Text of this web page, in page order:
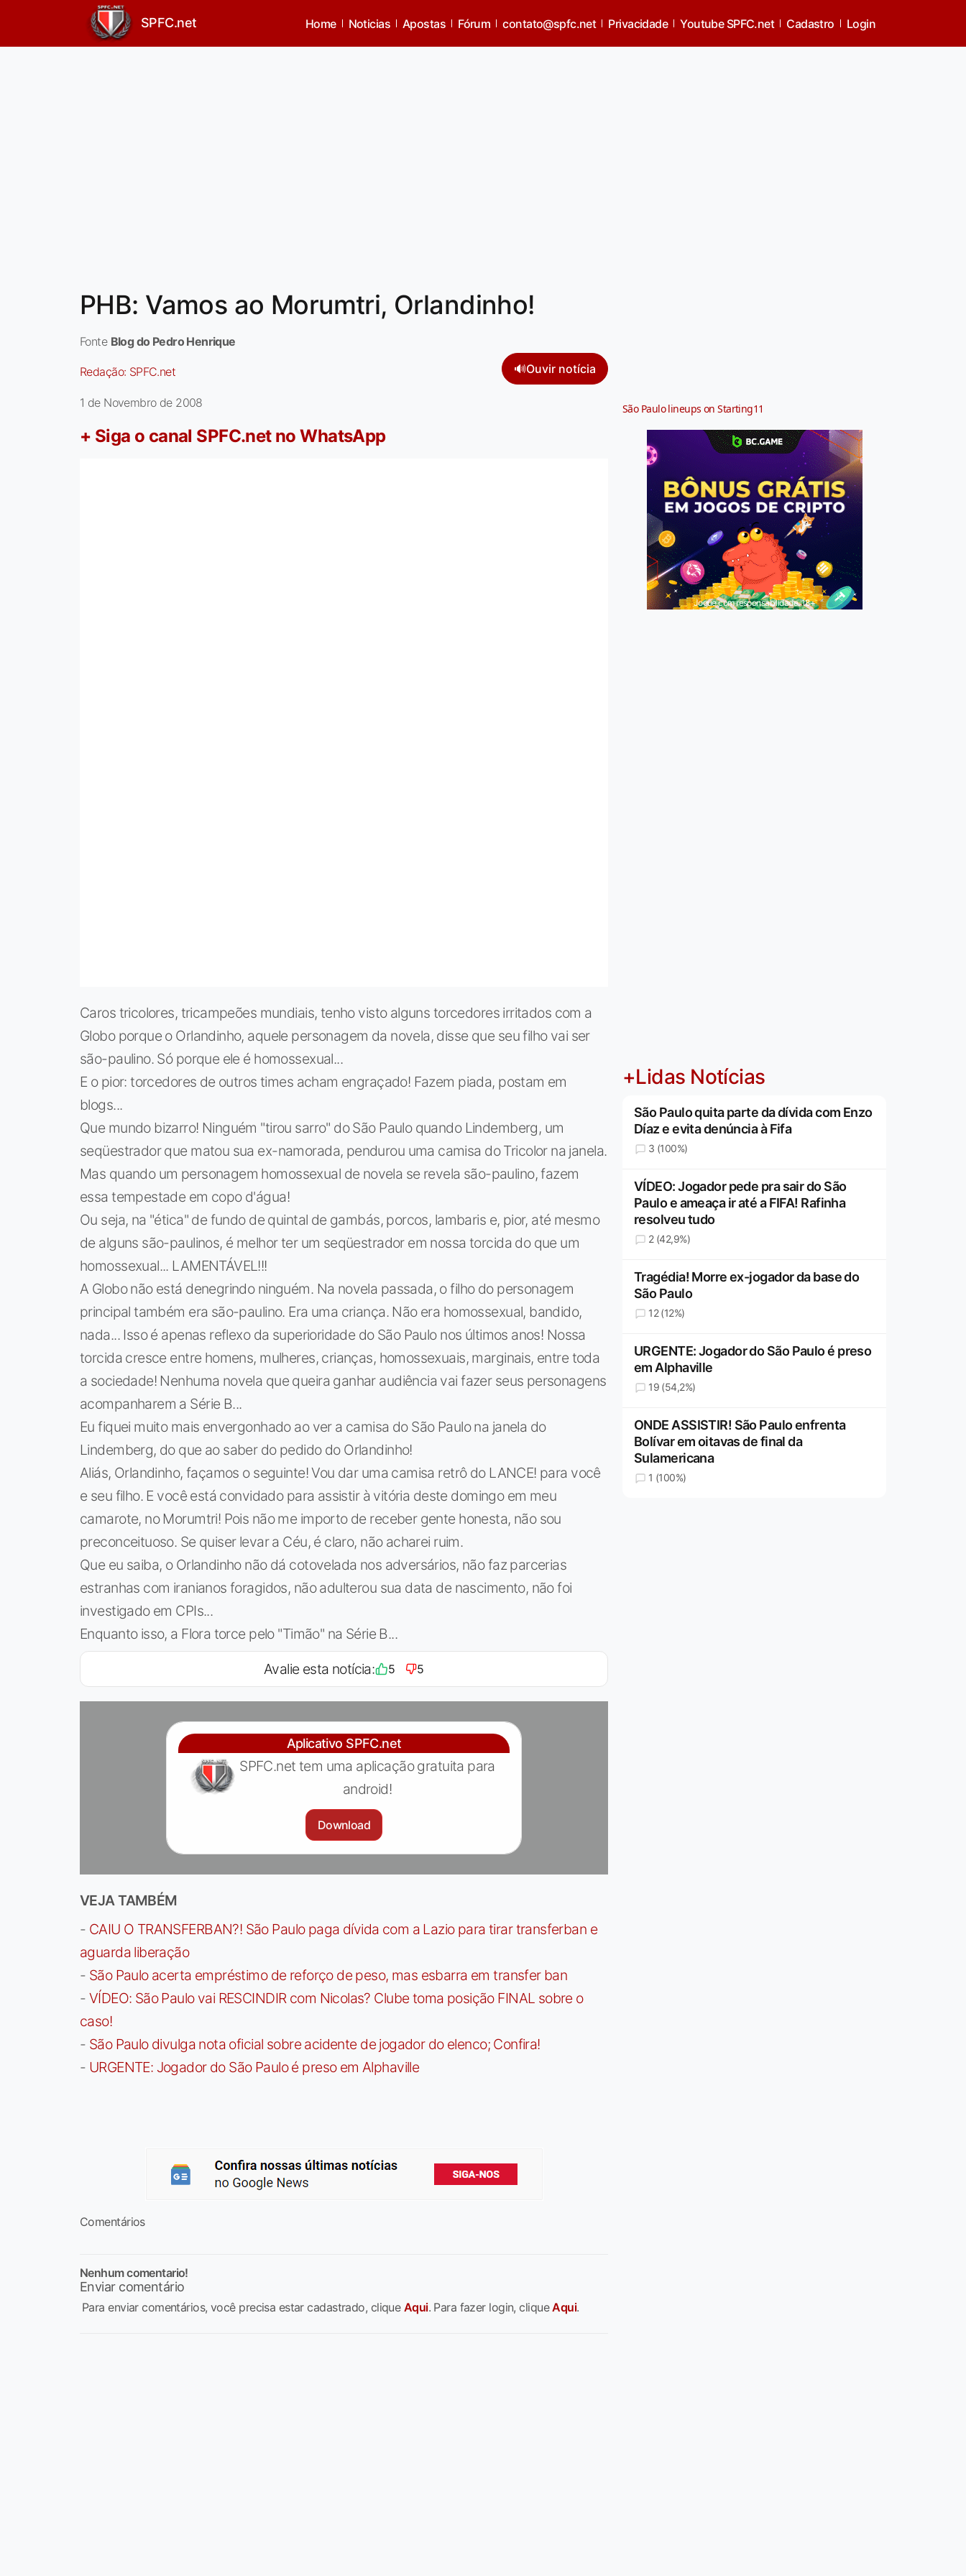
SPFC.net Home Noticias Apostas Fórum contato@spfc.net Privacidade Youtube SPFC.net Cadastro Login
PHB: Vamos ao Morumtri, Orlandinho!
Fonte Blog do Pedro Henrique
Redação: SPFC.net 🔊Ouvir notícia
1 de Novembro de 2008
+ Siga o canal SPFC.net no WhatsApp
Caros tricolores, tricampeões mundiais, tenho visto alguns torcedores irritados com a
Globo porque o Orlandinho, aquele personagem da novela, disse que seu filho vai ser
são-paulino. Só porque ele é homossexual...
E o pior: torcedores de outros times acham engraçado! Fazem piada, postam em
blogs...
Que mundo bizarro! Ninguém "tirou sarro" do São Paulo quando Lindemberg, um
seqüestrador que matou sua ex-namorada, pendurou uma camisa do Tricolor na janela.
Mas quando um personagem homossexual de novela se revela são-paulino, fazem
essa tempestade em copo d'água!
Ou seja, na "ética" de fundo de quintal de gambás, porcos, lambaris e, pior, até mesmo
de alguns são-paulinos, é melhor ter um seqüestrador em nossa torcida do que um
homossexual... LAMENTÁVEL!!!
A Globo não está denegrindo ninguém. Na novela passada, o filho do personagem
principal também era são-paulino. Era uma criança. Não era homossexual, bandido,
nada... Isso é apenas reflexo da superioridade do São Paulo nos últimos anos! Nossa
torcida cresce entre homens, mulheres, crianças, homossexuais, marginais, entre toda
a sociedade! Nenhuma novela que queira ganhar audiência vai fazer seus personagens
acompanharem a Série B...
Eu fiquei muito mais envergonhado ao ver a camisa do São Paulo na janela do
Lindemberg, do que ao saber do pedido do Orlandinho!
Aliás, Orlandinho, façamos o seguinte! Vou dar uma camisa retrô do LANCE! para você
e seu filho. E você está convidado para assistir à vitória deste domingo em meu
camarote, no Morumtri! Pois não me importo de receber gente honesta, não sou
preconceituoso. Se quiser levar a Céu, é claro, não acharei ruim.
Que eu saiba, o Orlandinho não dá cotovelada nos adversários, não faz parcerias
estranhas com iranianos foragidos, não adulterou sua data de nascimento, não foi
investigado em CPIs...
Enquanto isso, a Flora torce pelo "Timão" na Série B...
Avalie esta notícia: 5 5
Aplicativo SPFC.net
SPFC.net tem uma aplicação gratuita para
android!
Download
VEJA TAMBÉM
- CAIU O TRANSFERBAN?! São Paulo paga dívida com a Lazio para tirar transferban e
aguarda liberação
- São Paulo acerta empréstimo de reforço de peso, mas esbarra em transfer ban
- VÍDEO: São Paulo vai RESCINDIR com Nicolas? Clube toma posição FINAL sobre o
caso!
- São Paulo divulga nota oficial sobre acidente de jogador do elenco; Confira!
- URGENTE: Jogador do São Paulo é preso em Alphaville
Comentários
Nenhum comentario!
Enviar comentário
Para enviar comentários, você precisa estar cadastrado, clique Aqui. Para fazer login, cliqueAqui.
São Paulo lineups on Starting11
Jogue com responsabilidade. 18+
+Lidas Notícias
São Paulo quita parte da dívida com Enzo
Díaz e evita denúncia à Fifa
3 (100%)
VÍDEO: Jogador pede pra sair do São
Paulo e ameaça ir até a FIFA! Rafinha
resolveu tudo
2 (42,9%)
Tragédia! Morre ex-jogador da base do
São Paulo
12 (12%)
URGENTE: Jogador do São Paulo é preso
em Alphaville
19 (54,2%)
ONDE ASSISTIR! São Paulo enfrenta
Bolívar em oitavas de final da
Sulamericana
1 (100%)